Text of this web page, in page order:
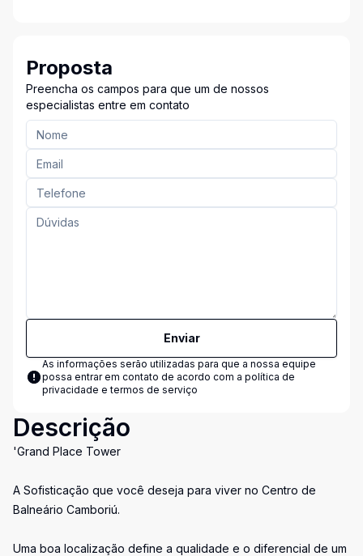
Proposta
Preencha os campos para que um de nossos
especialistas entre em contato
Enviar
As informações serão utilizadas para que a nossa equipe
possa entrar em contato de acordo com a política de
privacidade e termos de serviço
Descrição
'Grand Place Tower
A Sofisticação que você deseja para viver no Centro de
Balneário Camboriú.
Uma boa localização define a qualidade e o diferencial de um